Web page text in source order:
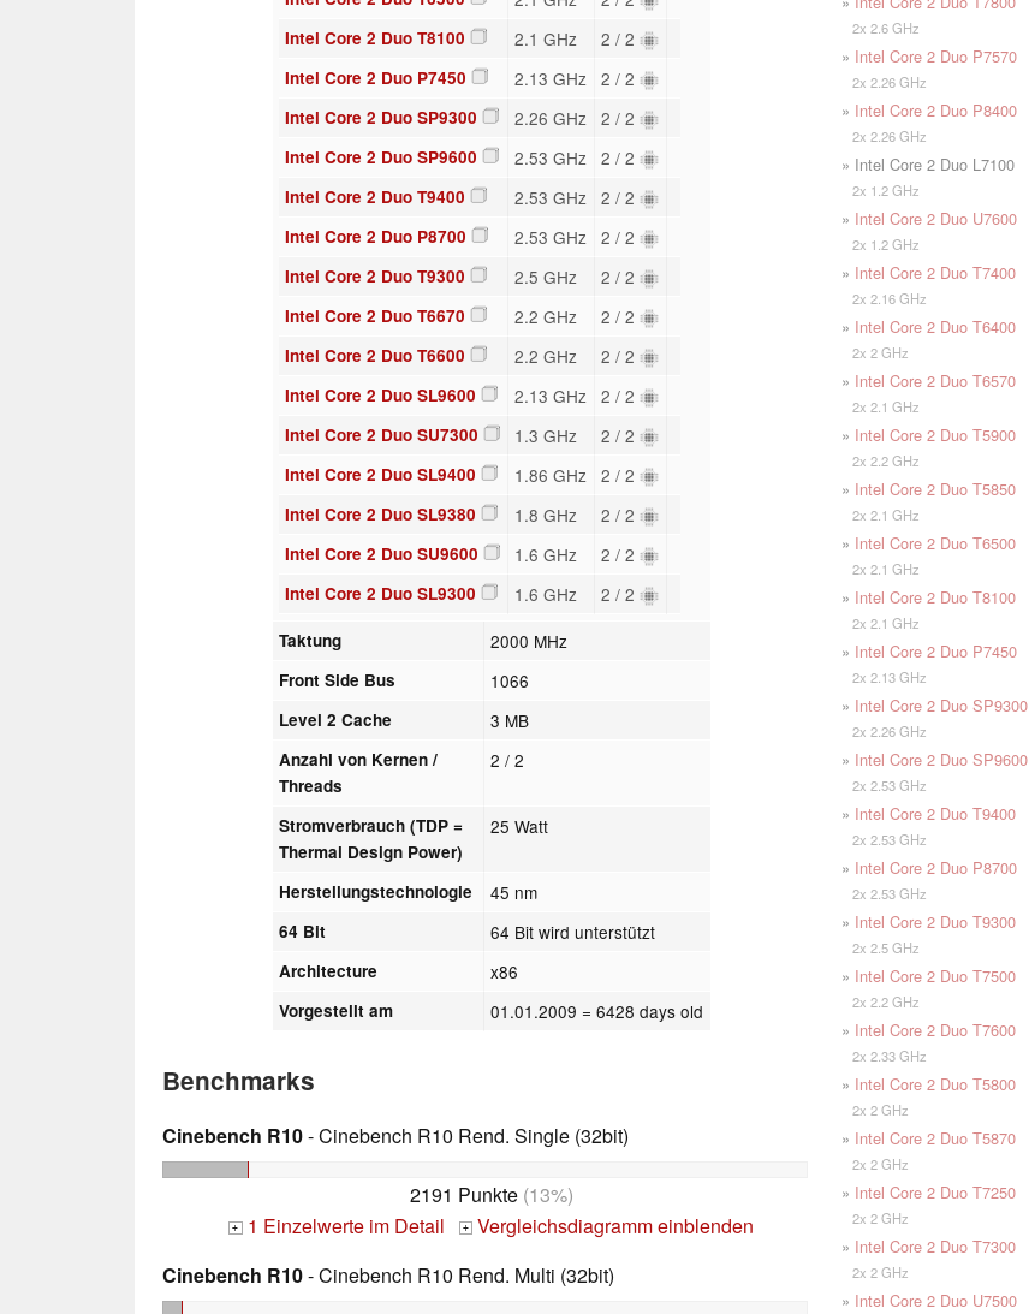
Intel Core 2 Duo T8100 2.1 GHz 2 / 2
Intel Core 2 Duo P7450 2.13 GHz 2 / 2
Intel Core 2 Duo SP9300 2.26 GHz 2 / 2
Intel Core 2 Duo SP9600 2.53 GHz 2 / 2
Intel Core 2 Duo T9400 2.53 GHz 2 / 2
Intel Core 2 Duo P8700 2.53 GHz 2 / 2
Intel Core 2 Duo T9300 2.5 GHz 2 / 2
Intel Core 2 Duo T6670 2.2 GHz 2 / 2
Intel Core 2 Duo T6600 2.2 GHz 2 / 2
Intel Core 2 Duo SL9600 2.13 GHz 2 / 2
Intel Core 2 Duo SU7300 1.3 GHz 2 / 2
Intel Core 2 Duo SL9400 1.86 GHz 2 / 2
Intel Core 2 Duo SL9380 1.8 GHz 2 / 2
Intel Core 2 Duo SU9600 1.6 GHz 2 / 2
Intel Core 2 Duo SL9300 1.6 GHz 2 / 2
Taktung 2000 MHz
Front Side Bus 1066
Level 2 Cache 3 MB
Anzahl von Kernen /
Threads
2 / 2
Stromverbrauch (TDP =
Thermal Design Power)
25 Watt
Herstellungstechnologie 45 nm
64 Bit 64 Bit wird unterstützt
Architecture x86
Vorgestellt am 01.01.2009 = 6428 days old
Benchmarks
Cinebench R10- Cinebench R10 Rend. Single (32bit)
2191 Punkte(13%)
+ 1 Einzelwerte im Detail +
Vergleichsdiagramm einblenden
Cinebench R10- Cinebench R10 Rend. Multi (32bit)
2x 2.6 GHz
» Intel Core 2 Duo P7570
2x 2.26 GHz
» Intel Core 2 Duo P8400
2x 2.26 GHz
» Intel Core 2 Duo L7100
2x 1.2 GHz
» Intel Core 2 Duo U7600
2x 1.2 GHz
» Intel Core 2 Duo T7400
2x 2.16 GHz
» Intel Core 2 Duo T6400
2x 2 GHz
» Intel Core 2 Duo T6570
2x 2.1 GHz
» Intel Core 2 Duo T5900
2x 2.2 GHz
» Intel Core 2 Duo T5850
2x 2.1 GHz
» Intel Core 2 Duo T6500
2x 2.1 GHz
» Intel Core 2 Duo T8100
2x 2.1 GHz
» Intel Core 2 Duo P7450
2x 2.13 GHz
» Intel Core 2 Duo SP9300
2x 2.26 GHz
» Intel Core 2 Duo SP9600
2x 2.53 GHz
» Intel Core 2 Duo T9400
2x 2.53 GHz
» Intel Core 2 Duo P8700
2x 2.53 GHz
» Intel Core 2 Duo T9300
2x 2.5 GHz
» Intel Core 2 Duo T7500
2x 2.2 GHz
» Intel Core 2 Duo T7600
2x 2.33 GHz
» Intel Core 2 Duo T5800
2x 2 GHz
» Intel Core 2 Duo T5870
2x 2 GHz
» Intel Core 2 Duo T7250
2x 2 GHz
» Intel Core 2 Duo T7300
2x 2 GHz
» Intel Core 2 Duo U7500